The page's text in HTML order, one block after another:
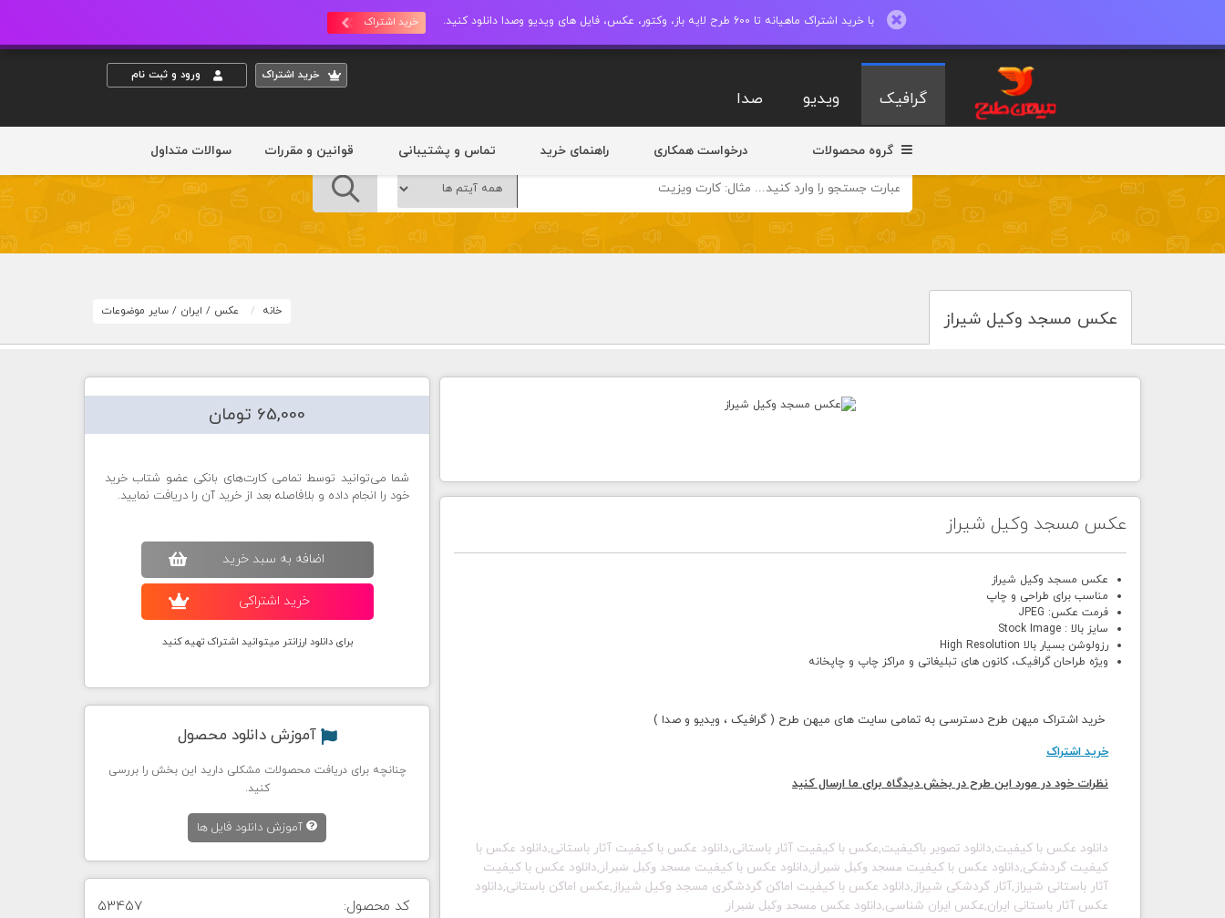
با خرید اشتراک ماهیانه تا 600 طرح لایه باز، وکتور، عکس، فایل های ویدیو وصدا دانلود کنید. خرید اشتراک
خريد اشتراک ورود و ثبت نام
گرافیک ویدیو صدا
گروه محصولات درخواست همکاری راهنمای خرید تماس و پشتیبانی قوانین و مقررات سوالات متداول
عکس مسجد وکیل شیراز خانه عکس / ایران / سایر موضوعات
عکس مسجد وکیل شیراز
عکس مسجد وکیل شیراز
مناسب برای طراحی و چاپ
فرمت عکس: JPEG
سایز بالا : Stock Image
رزولوشن بسیار بالا High Resolution
ویژه طراحان گرافیک، کانون های تبلیغاتی و مراکز چاپ و چاپخانه
خرید اشتراک میهن طرح دسترسی به تمامی سایت های میهن طرح ( گرافیک ، ویدیو و صدا )
خرید اشتراک
نظرات خود در مورد این طرح در بخش دیدگاه برای ما ارسال کنید
دانلود عکس با کیفیت,دانلود تصویر باکیفیت,عکس با کیفیت آثار باستانی,دانلود عکس با کیفیت آثار باستانی,دانلود عکس با
کیفیت گردشکی,دانلود عکس با کیفیت مسجد وکیل شیراز ,دانلود عکس با کیفیت مسجد وکیل شیراز ,دانلود عکس با کیفیت
آثار باستانی شیراز,آثار گردشکی شیراز,دانلود عکس با کیفیت اماکن گردشگری مسجد وکیل شیراز,عکس اماکن باستانی,دانلود
عکس آثار باستانی ایران,عکس ایران شناسی,دانلود عکس مسجد وکیل شیراز
65,000 تومان
شما می‌توانید توسط تمامی کارت‌های بانکی عضو شتاب خرید
خود را انجام داده و بلافاصله بعد از خرید آن را دریافت نمایید.
اضافه به سبد خريد
خريد اشتراکی
برای دانلود ارزانتر میتوانید اشتراک تهیه کنید
آموزش دانلود محصول
چنانچه برای دریافت محصولات مشکلی دارید این بخش را بررسی
کنید.
آموزش دانلود فایل ها
کد محصول: 53457